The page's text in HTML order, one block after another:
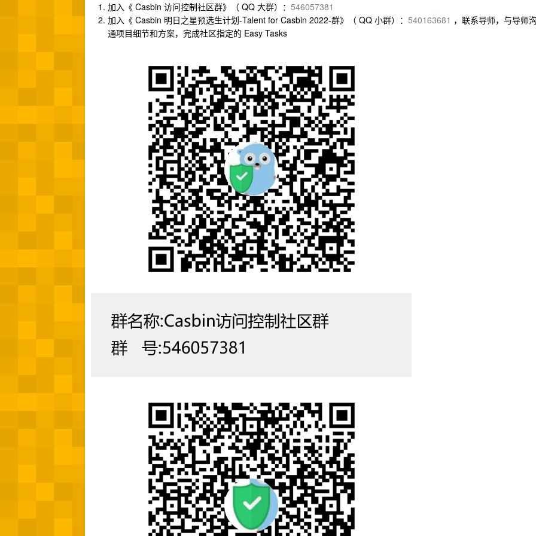
加入《 Casbin 访问控制社区群》（ QQ 大群）： 546057381
加入《 Casbin 明日之星预选生计划-Talent for Casbin 2022-群》（ QQ 小群）： 540163681 ，联系导师，与导师
通项目细节和方案，完成社区指定的 Easy Tasks